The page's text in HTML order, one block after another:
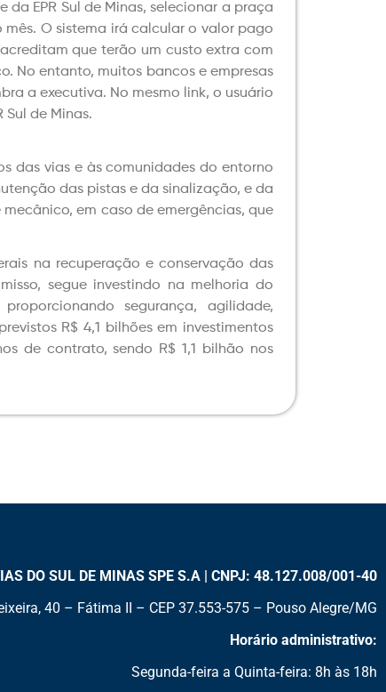
EPR Sul de Minas, selecionar a praça
O sistema irá calcular o valor pago
que terão um custo extra com
No entanto, muitos bancos e empresas
a executiva. No mesmo link, o usuário
Sul de Minas.
das vias e às comunidades do entorno
das pistas e da sinalização, e da
em caso de emergências, que
na recuperação e conservação das
segue investindo na melhoria do
segurança, agilidade,
R$ 4,1 bilhões em investimentos
de contrato, sendo R$ 1,1 bilhão nos
DO SUL DE MINAS SPE S.A | CNPJ: 48.127.008/001-40
40 – Fátima II – CEP 37.553-575 – Pouso Alegre/MG
Horário administrativo:
Segunda-feira a Quinta-feira: 8h às 18h